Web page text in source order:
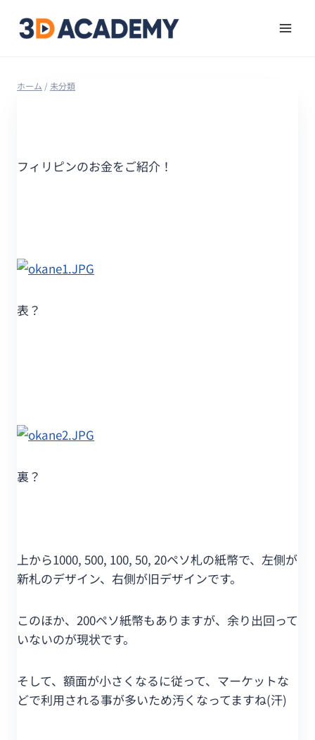
ホーム /未分類
フィリピンのお金をご紹介！
表？
裏？
上から1000, 500, 100, 50, 20ペソ札の紙幣で、左側が
新札のデザイン、右側が旧デザインです。
このほか、200ペソ紙幣もありますが、余り出回って
いないのが現状です。
そして、額面が小さくなるに従って、マーケットな
どで利用される事が多いため汚くなってますね(汗)